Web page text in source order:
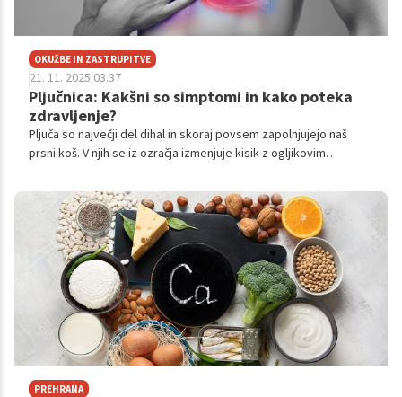
OKUŽBE IN ZASTRUPITVE
21. 11. 2025 03.37
Pljučnica: Kakšni so simptomi in kako poteka
zdravljenje?
Pljuča so največji del dihal in skoraj povsem zapolnjujejo naš
prsni koš. V njih se iz ozračja izmenjuje kisik z ogljikovim
je skrb zanje izjemno pomembna.
PREHRANA